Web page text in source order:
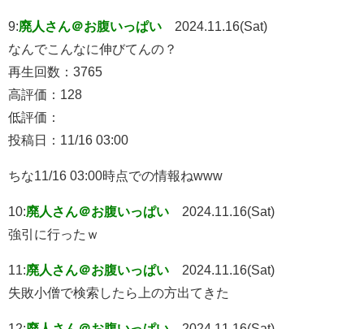
9:廃人さん＠お腹いっぱい
2024.11.16(Sat)
なんでこんなに伸びてんの？
再生回数：3765
高評価：128
低評価：
投稿日：11/16 03:00
ちな11/16 03:00時点での情報ねwww
10:廃人さん＠お腹いっぱい
2024.11.16(Sat)
強引に行ったｗ
11:廃人さん＠お腹いっぱい
2024.11.16(Sat)
失敗小僧で検索したら上の方出てきた